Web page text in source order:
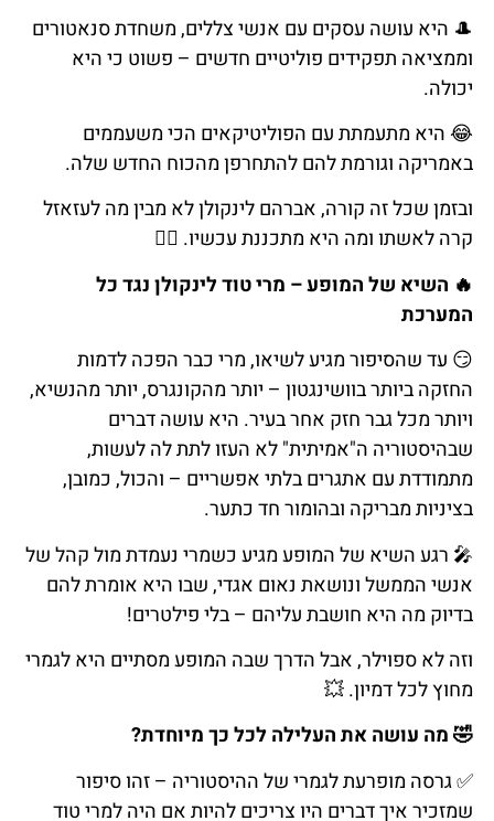
🎩 היא עושה עסקים עם אנשי צללים, משחדת סנאטורים
וממציאה תפקידים פוליטיים חדשים – פשוט כי היא
יכולה.
😂 היא מתעמתת עם הפוליטיקאים הכי משעממים
באמריקה וגורמת להם להתחרפן מהכוח החדש שלה.
ובזמן שכל זה קורה, אברהם לינקולן לא מבין מה לעזאזל
קרה לאשתו ומה היא מתכננת עכשיו. 🤷‍
🔥 השיא של המופע – מרי טוד לינקולן נגד כל
המערכת
😏 עד שהסיפור מגיע לשיאו, מרי כבר הפכה לדמות
החזקה ביותר בוושינגטון – יותר מהקונגרס, יותר מהנשיא,
ויותר מכל גבר חזק אחר בעיר. היא עושה דברים
שבהיסטוריה ה"אמיתית" לא העזו לתת לה לעשות,
מתמודדת עם אתגרים בלתי אפשריים – והכול, כמובן,
בציניות מבריקה ובהומור חד כתער.
🎤 רגע השיא של המופע מגיע כשמרי נעמדת מול קהל של
אנשי הממשל ונושאת נאום אגדי, שבו היא אומרת להם
בדיוק מה היא חושבת עליהם – בלי פילטרים!
וזה לא ספוילר, אבל הדרך שבה המופע מסתיים היא לגמרי
מחוץ לכל דמיון. 💥
🤣 מה עושה את העלילה לכל כך מיוחדת?
✅ גרסה מופרעת לגמרי של ההיסטוריה – זהו סיפור
שמזכיר איך דברים היו צריכים להיות אם היה למרי טוד